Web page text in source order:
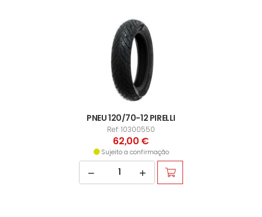
PNEU 120/70-12 PIRELLI
Ref: 10300550
62,00 €
Sujeito a confirmação